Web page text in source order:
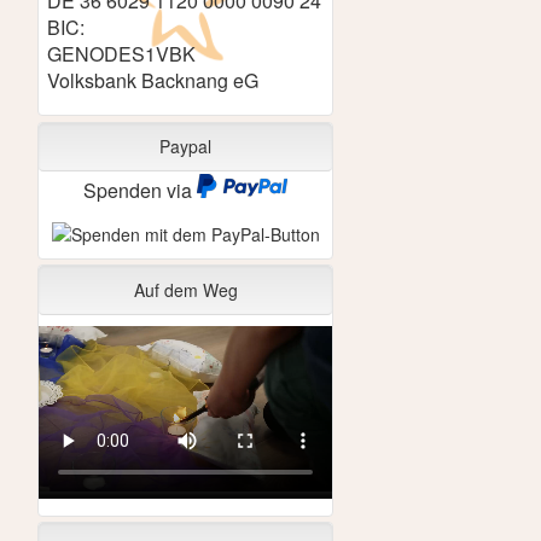
BIC:
GENODES1VBK
Volksbank Backnang eG
Paypal
Spenden via
Auf dem Weg